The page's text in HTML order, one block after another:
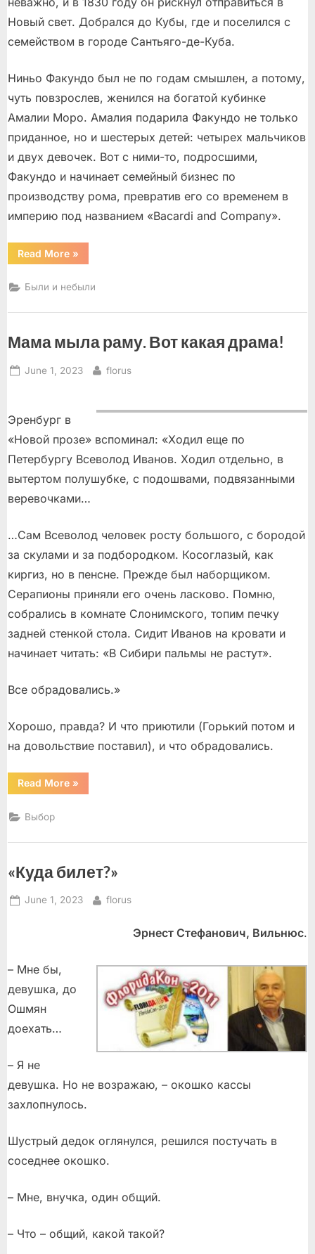
Новый свет. Добрался до Кубы, где и поселился с
семейством в городе Сантьяго-де-Куба.
Ниньо Факундо был не по годам смышлен, а потому,
чуть повзрослев, женился на богатой кубинке
Амалии Моро. Амалия подарила Факундо не только
приданное, но и шестерых детей: четырех мальчиков
и двух девочек. Вот с ними-то, подросшими,
Факундо и начинает семейный бизнес по
производству рома, превратив его со временем в
империю под названием «Bacardi and Company».
Read More“Американская
сказка
ромовых
королях”
»
Были и небыли
Мама мыла раму. Вот какая драма!
Posted
June 1, 2023 By
florus
Эренбург в
«Новой прозе» вспоминал: «Ходил еще по
Петербургу Всеволод Иванов. Ходил отдельно, в
вытертом полушубке, с подошвами, подвязанными
веревочками…
…Сам Всеволод человек росту большого, с бородой
за скулами и за подбородком. Косоглазый, как
киргиз, но в пенсне. Прежде был наборщиком.
Серапионы приняли его очень ласково. Помню,
собрались в комнате Слонимского, топим печку
задней стенкой стола. Сидит Иванов на кровати и
начинает читать: «В Сибири пальмы не растут».
Все обрадовались.»
Хорошо, правда? И что приютили (Горький потом и
на довольствие поставил), и что обрадовались.
Read More“Мама
мыла
»
Выбор
«Куда билет?»
Posted
June 1, 2023 By
florus
Эрнест Стефанович, Вильнюс.
– Мне бы,
девушка, до
Ошмян
доехать…
– Я не
девушка. Но не возражаю, – окошко кассы
захлопнулось.
Шустрый дедок оглянулся, решился постучать в
соседнее окошко.
– Мне, внучка, один общий.
– Что – общий, какой такой?